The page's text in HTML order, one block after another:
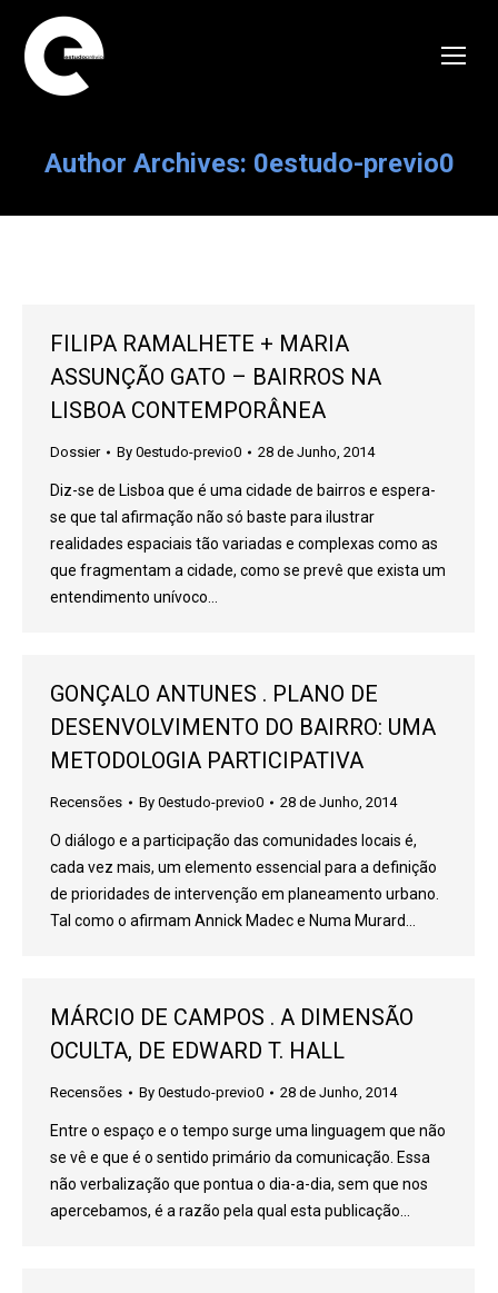
Author Archives: 0estudo-previo0
FILIPA RAMALHETE + MARIA
ASSUNÇÃO GATO – BAIRROS NA
LISBOA CONTEMPORÂNEA
Dossier By 0estudo-previo0 28 de Junho, 2014
Diz-se de Lisboa que é uma cidade de bairros e espera-
se que tal afirmação não só baste para ilustrar
realidades espaciais tão variadas e complexas como as
que fragmentam a cidade, como se prevê que exista um
entendimento unívoco…
GONÇALO ANTUNES . PLANO DE
DESENVOLVIMENTO DO BAIRRO: UMA
METODOLOGIA PARTICIPATIVA
Recensões By 0estudo-previo0 28 de Junho, 2014
O diálogo e a participação das comunidades locais é,
cada vez mais, um elemento essencial para a definição
de prioridades de intervenção em planeamento urbano.
Tal como o afirmam Annick Madec e Numa Murard…
MÁRCIO DE CAMPOS . A DIMENSÃO
OCULTA, DE EDWARD T. HALL
Recensões By 0estudo-previo0 28 de Junho, 2014
Entre o espaço e o tempo surge uma linguagem que não
se vê e que é o sentido primário da comunicação. Essa
não verbalização que pontua o dia-a-dia, sem que nos
apercebamos, é a razão pela qual esta publicação…